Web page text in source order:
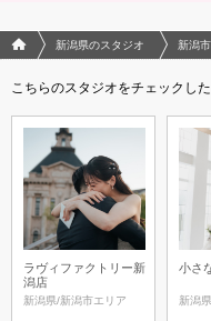
フォトウエディング/結婚写真の
新潟県のスタジオ 新潟
こちらのスタジオをチェックし
ラヴィファクトリー新
潟店
新潟県/新潟市エリア
小さ
新潟